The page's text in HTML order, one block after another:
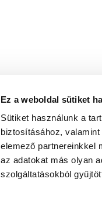
Ez a weboldal sütiket
Sütiket használunk a
biztosításához,
elemező partnereinkkel
az adatokat más olyan
szolgáltatásokból